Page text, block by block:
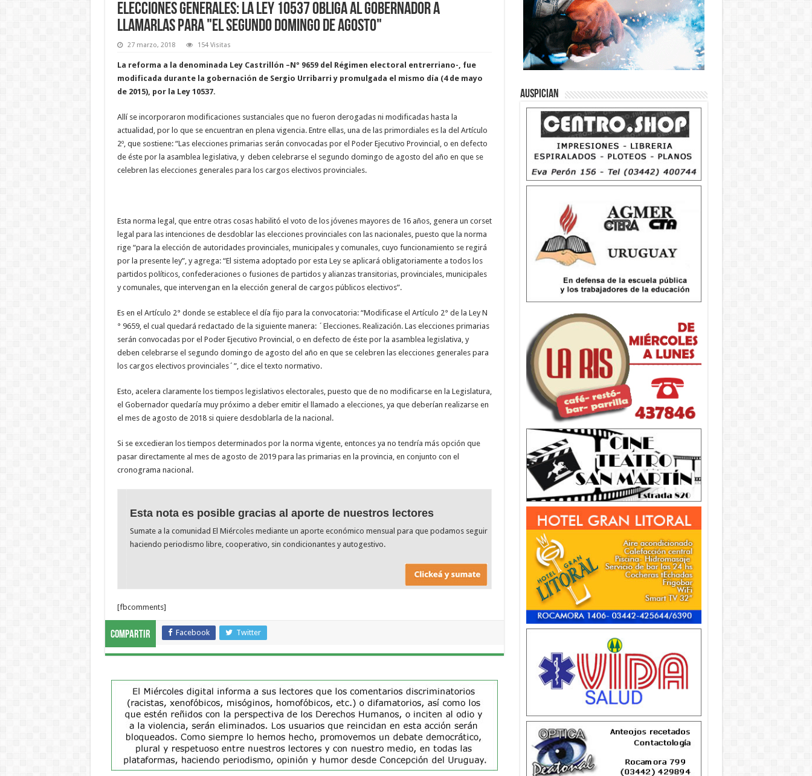
Elecciones generales: La Ley 10537 obliga al Gobernador a
llamarlas para "el segundo domingo de agosto"
27 marzo, 2018 154 Visitas
La reforma a la denominada Ley Castrillón –Nº 9659 del Régimen electoral entrerriano-, fue
modificada durante la gobernación de Sergio Urribarri y promulgada el mismo día (4 de mayo
de 2015), por la Ley 10537.
Allí se incorporaron modificaciones sustanciales que no fueron derogadas ni modificadas hasta la
actualidad, por lo que se encuentran en plena vigencia. Entre ellas, una de las primordiales es la del Artículo
2º, que sostiene: “Las elecciones primarias serán convocadas por el Poder Ejecutivo Provincial, o en defecto
de éste por la asamblea legislativa, y deben celebrarse el segundo domingo de agosto del año en que se
celebren las elecciones generales para los cargos electivos provinciales.
Esta norma legal, que entre otras cosas habilitó el voto de los jóvenes mayores de 16 años, genera un corset
legal para las intenciones de desdoblar las elecciones provinciales con las nacionales, puesto que la norma
rige “para la elección de autoridades provinciales, municipales y comunales, cuyo funcionamiento se regirá
por la presente ley”, y agrega: “El sistema adoptado por esta Ley se aplicará obligatoriamente a todos los
partidos políticos, confederaciones o fusiones de partidos y alianzas transitorias, provinciales, municipales
y comunales, que intervengan en la elección general de cargos públicos electivos”.
Es en el Artículo 2° donde se establece el día fijo para la convocatoria: “Modificase el Artículo 2° de la Ley N
° 9659, el cual quedará redactado de la siguiente manera: ´Elecciones. Realización. Las elecciones primarias
serán convocadas por el Poder Ejecutivo Provincial, o en defecto de éste por la asamblea legislativa, y
deben celebrarse el segundo domingo de agosto del año en que se celebren las elecciones generales para
los cargos electivos provinciales´”, dice el texto normativo.
Esto, acelera claramente los tiempos legislativos electorales, puesto que de no modificarse en la Legislatura,
el Gobernador quedaría muy próximo a deber emitir el llamado a elecciones, ya que deberían realizarse en
el mes de agosto de 2018 si quiere desdoblarla de la nacional.
Si se excedieran los tiempos determinados por la norma vigente, entonces ya no tendría más opción que
pasar directamente al mes de agosto de 2019 para las primarias en la provincia, en conjunto con el
cronograma nacional.
Esta nota es posible gracias al aporte de nuestros lectores
Sumate a la comunidad El Miércoles mediante un aporte económico mensual para que podamos seguir
haciendo periodismo libre, cooperativo, sin condicionantes y autogestivo.
[fbcomments]
Compartir Facebook Twitter
Auspician